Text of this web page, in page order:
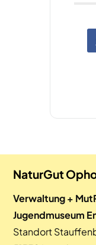
NaturGut
Verwaltung +
Jugendmuseum
Standort